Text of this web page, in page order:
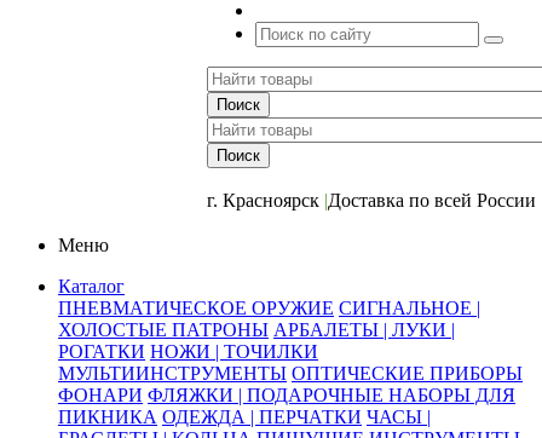
г. Красноярск |Доставка по всей России
Меню
Каталог
ПНЕВМАТИЧЕСКОЕ ОРУЖИЕ СИГНАЛЬНОЕ |
ХОЛОСТЫЕ ПАТРОНЫ АРБАЛЕТЫ | ЛУКИ |
РОГАТКИ НОЖИ | ТОЧИЛКИ
МУЛЬТИИНСТРУМЕНТЫ ОПТИЧЕСКИЕ ПРИБОРЫ
ФОНАРИ ФЛЯЖКИ | ПОДАРОЧНЫЕ НАБОРЫ ДЛЯ
ПИКНИКА ОДЕЖДА | ПЕРЧАТКИ ЧАСЫ |